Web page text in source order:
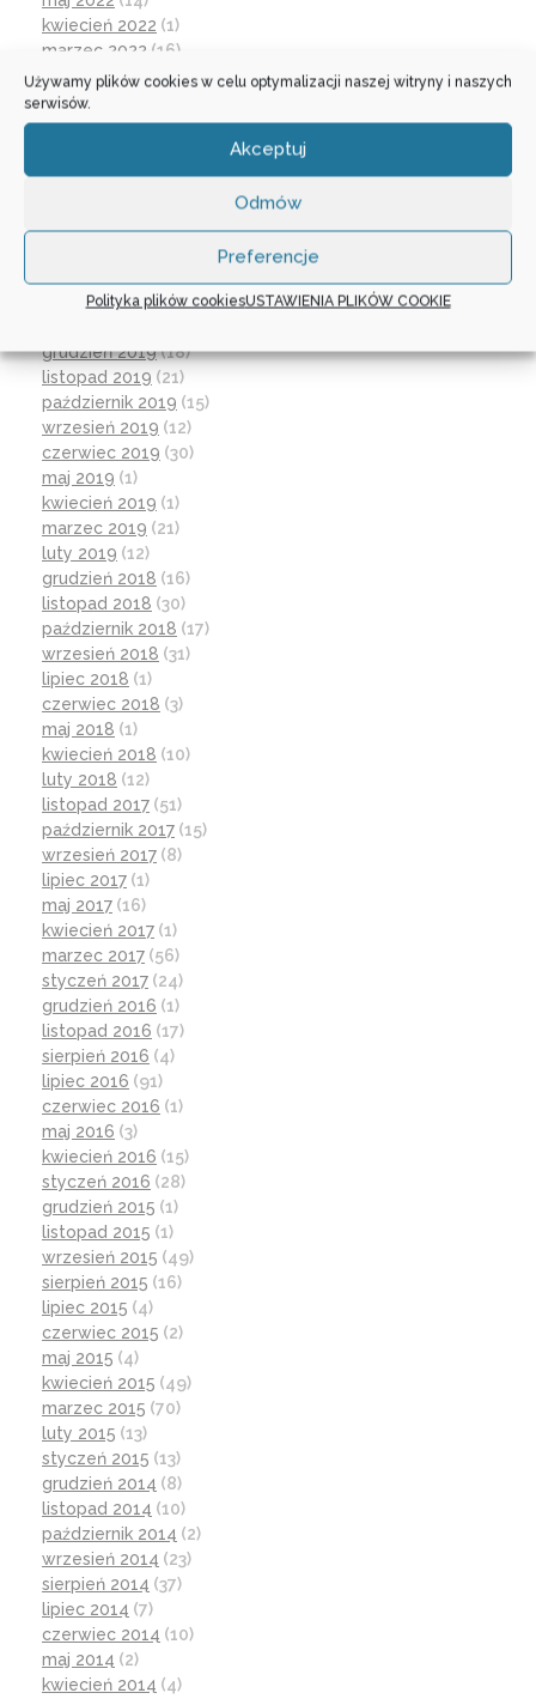
Używamy plików cookies w celu optymalizacji naszej witryny i naszych
serwisów.
Akceptuj
Odmów
Preferencje
Polityka plików cookiesUSTAWIENIA PLIKÓW COOKIE
kwiecień 2022 (1)
marzec 2022 (16)
październik 2021(2)
wrzesień 2021
sierpień 2021(4)
czerwiec 2021(27)
czerwiec 2020(19)
luty 2020(10)
grudzień 2019(18)
listopad 2019 (21)
październik 2019 (15)
wrzesień 2019 (12)
czerwiec 2019 (30)
maj 2019 (1)
kwiecień 2019 (1)
marzec 2019 (21)
luty 2019 (12)
grudzień 2018 (16)
listopad 2018 (30)
październik 2018 (17)
wrzesień 2018 (31)
lipiec 2018 (1)
czerwiec 2018 (3)
maj 2018 (1)
kwiecień 2018 (10)
luty 2018 (12)
listopad 2017 (51)
październik 2017 (15)
wrzesień 2017 (8)
lipiec 2017 (1)
maj 2017 (16)
kwiecień 2017 (1)
marzec 2017 (56)
styczeń 2017 (24)
grudzień 2016 (1)
listopad 2016 (17)
sierpień 2016 (4)
lipiec 2016 (91)
czerwiec 2016 (1)
maj 2016 (3)
kwiecień 2016 (15)
styczeń 2016 (28)
grudzień 2015 (1)
listopad 2015 (1)
wrzesień 2015 (49)
sierpień 2015 (16)
lipiec 2015 (4)
czerwiec 2015 (2)
maj 2015 (4)
kwiecień 2015 (49)
marzec 2015 (70)
luty 2015 (13)
styczeń 2015 (13)
grudzień 2014 (8)
listopad 2014 (10)
październik 2014 (2)
wrzesień 2014 (23)
sierpień 2014 (37)
lipiec 2014 (7)
czerwiec 2014 (10)
maj 2014 (2)
kwiecień 2014 (4)